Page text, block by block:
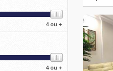
4 ou +
4 ou +